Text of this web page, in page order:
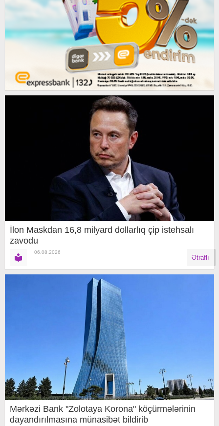
İlon Maskdan 16,8 milyard dollarlıq çip istehsalı
zavodu
06.08.2026
Ətraflı
Mərkəzi Bank "Zolotaya Korona" köçürmələrinin
dayandırılmasına münasibət bildirib